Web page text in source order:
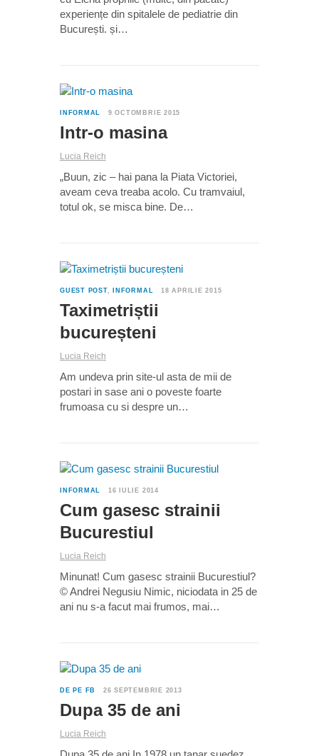
experiențe din spitalele de pediatrie din
București. și…
INFORMAL 9 OCTOMBRIE 2015
Intr-o masina
Lucia Reich
„Buun, zic – hai pana la Piata Victoriei,
aveam ceva treaba acolo. Cu tramvaiul,
totul ok, se misca bine. De…
GUEST POST, INFORMAL 18 APRILIE 2015
Taximetriștii
bucureșteni
Lucia Reich
Am undeva prin site-ul asta de mii de
postari in sase ani o poveste foarte
frumoasa cu si despre un…
INFORMAL 16 IULIE 2014
Cum gasesc strainii
Bucurestiul
Lucia Reich
Minunat! Cum gasesc strainii Bucurestiul?
© Andrei Negusiu Nimic, niciodata in 25 de
ani nu s-a facut mai frumos, mai…
DE PE FB 26 SEPTEMBRIE 2013
Dupa 35 de ani
Lucia Reich